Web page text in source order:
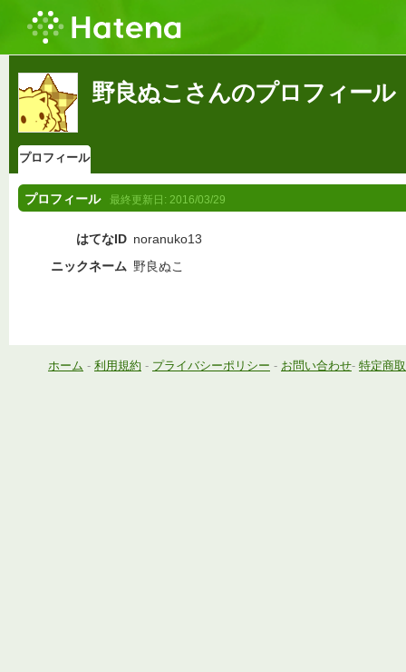
野良ぬこさんのプロフィール
プロフィール
プロフィール 最終更新日: 2016/03/29
はてなID noranuko13
ニックネーム 野良ぬこ
ホーム - 利用規約 - プライバシーポリシー - お問い合わせ- 特定商